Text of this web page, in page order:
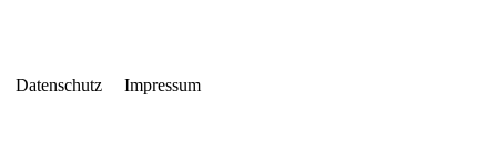
Datenschutz Impressum